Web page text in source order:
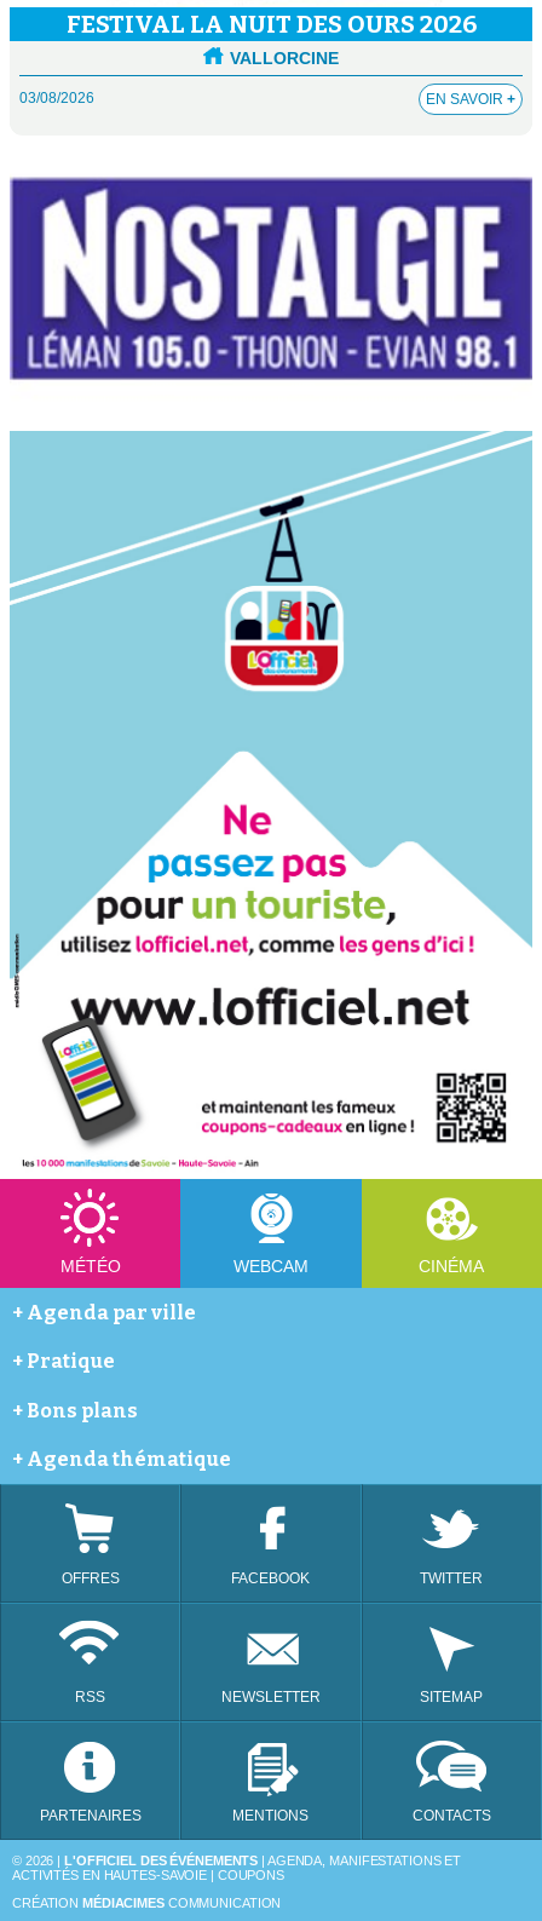
FESTIVAL LA NUIT DES OURS 2026
VALLORCINE
03/08/2026 EN SAVOIR +
MÉTÉO WEBCAM CINÉMA
+ Agenda par ville
Abondance
Annecy
Avoriaz
Bonneville
Évian-les-Bains
La Chapelle-d'Abondance
Taninges
Thonon-les-Bains
+ Pratique
Cinéma
Webcams
Programme télé
+ Bons plans
Coupon de réductions
+ Agenda thématique
Animation dans les commerces et portes ouvertes
Bourse d'échange
OFFRES FACEBOOK TWITTER
RSS NEWSLETTER SITEMAP
PARTENAIRES MENTIONS CONTACTS
© 2026 |L'OFFICIEL DES ÉVÉNEMENTS | AGENDA, MANIFESTATIONS ET
ACTIVITÉS EN HAUTES-SAVOIE | COUPONS
CRÉATIONMÉDIACIMESCOMMUNICATION